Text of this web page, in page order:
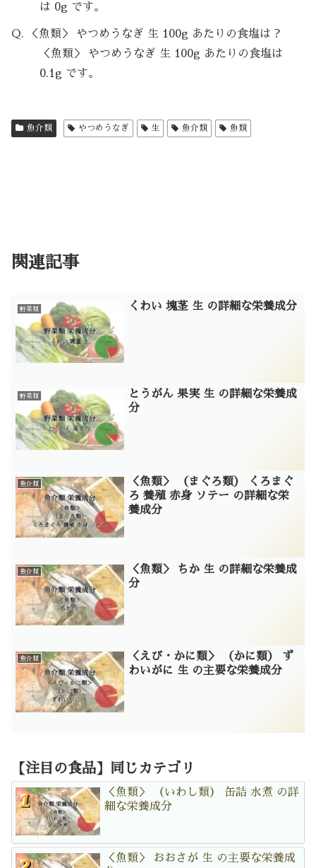
は 0g です。
Q. ＜魚類＞ やつめうなぎ 生 100g あたりの食塩は？
＜魚類＞ やつめうなぎ 生 100g あたりの食塩は
0.1g です。
魚介類 やつめうなぎ 生 魚介類 魚類
関連記事
野菜類 くわい 塊茎 生 の詳細な栄養成分
野菜類
とうがん 果実 生 の詳細な栄養成
分
魚介類
＜魚類＞ （まぐろ類） くろまぐ
ろ 養殖 赤身 ソテー の詳細な栄
養成分
魚介類
＜魚類＞ ちか 生 の詳細な栄養成
分
魚介類
＜えび・かに類＞ （かに類） ず
わいがに 生 の主要な栄養成分
【注目の食品】同じカテゴリ
＜魚類＞ （いわし類） 缶詰 水煮 の詳
細な栄養成分
＜魚類＞ おおさが 生 の主要な栄養成